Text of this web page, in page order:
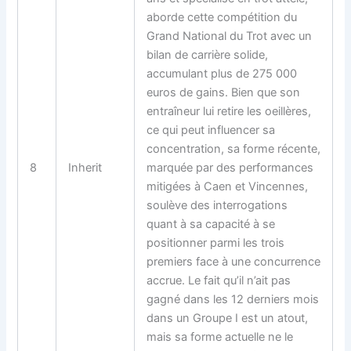
8 Inherit
aborde cette compétition du
Grand National du Trot avec un
bilan de carrière solide,
accumulant plus de 275 000
euros de gains. Bien que son
entraîneur lui retire les oeillères,
ce qui peut influencer sa
concentration, sa forme récente,
marquée par des performances
mitigées à Caen et Vincennes,
soulève des interrogations
quant à sa capacité à se
positionner parmi les trois
premiers face à une concurrence
accrue. Le fait qu’il n’ait pas
gagné dans les 12 derniers mois
dans un Groupe I est un atout,
mais sa forme actuelle ne le